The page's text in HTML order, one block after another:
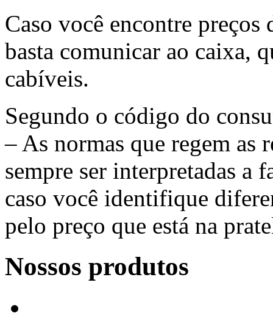
Caso você encontre
basta comunicar ao caixa,
cabíveis.
Segundo o código do
– As normas que regem as
sempre ser interpretadas a
caso você identifique
pelo preço que está na
Nossos produtos